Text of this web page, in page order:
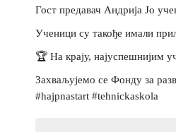
Гост предавач Андрија Јо
Ученици су такође имали
🏆 На крају, најуспешнијим
Захваљујемо се Фонду за
#hajpnastart #tehnickaskola